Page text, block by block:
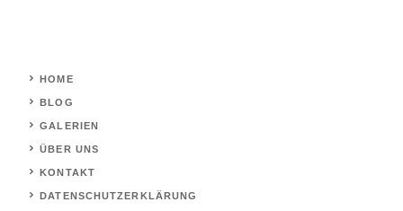
HOME
BLOG
GALERIEN
ÜBER UNS
KONTAKT
DATENSCHUTZERKLÄRUNG